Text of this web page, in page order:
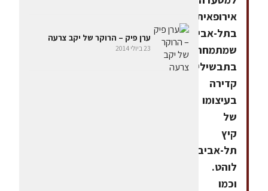
אירופאית
בתל-אביב,
שמתמחה
בתבשילי
קדירה
בעיצומו
של
קיץ
תל-אביבי
לוהט.
וכמו
ערן פיק – הרוקר של יקב צרעה
23 ביולי 2014